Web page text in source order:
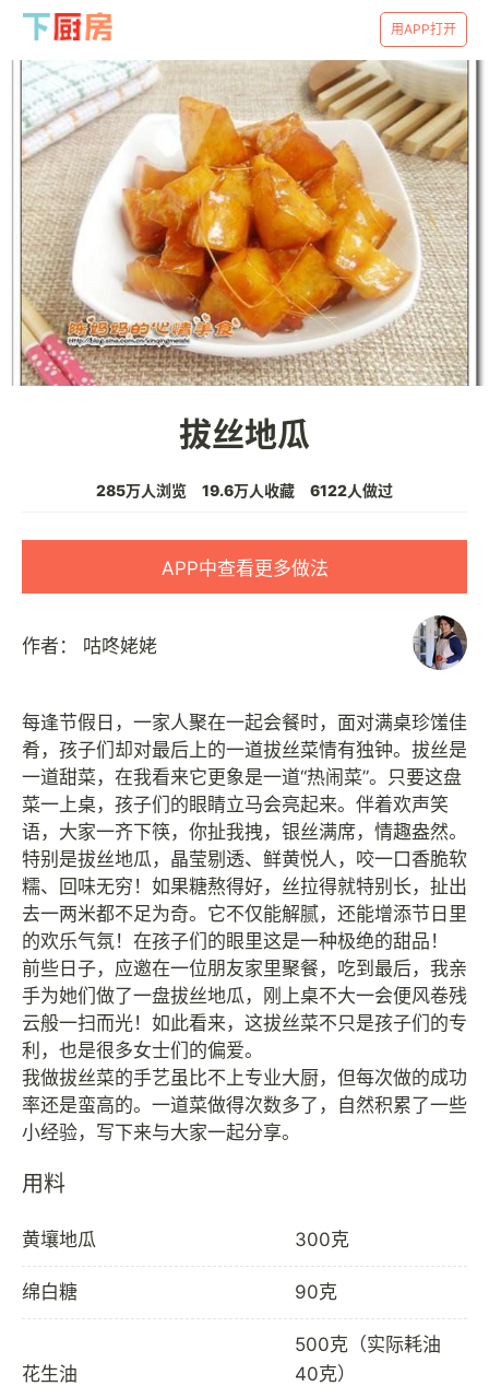
用APP打开
拔丝地瓜
285万人浏览 19.6万人收藏 6122人做过
APP中查看更多做法
作者： 咕咚姥姥
每逢节假日，一家人聚在一起会餐时，面对满桌珍馐佳
肴，孩子们却对最后上的一道拔丝菜情有独钟。拔丝是
一道甜菜，在我看来它更象是一道“热闹菜”。只要这盘
菜一上桌，孩子们的眼睛立马会亮起来。伴着欢声笑
语，大家一齐下筷，你扯我拽，银丝满席，情趣盎然。
特别是拔丝地瓜，晶莹剔透、鲜黄悦人，咬一口香脆软
糯、回味无穷！如果糖熬得好，丝拉得就特别长，扯出
去一两米都不足为奇。它不仅能解腻，还能增添节日里
的欢乐气氛！在孩子们的眼里这是一种极绝的甜品！
前些日子，应邀在一位朋友家里聚餐，吃到最后，我亲
手为她们做了一盘拔丝地瓜，刚上桌不大一会便风卷残
云般一扫而光！如此看来，这拔丝菜不只是孩子们的专
利，也是很多女士们的偏爱。
我做拔丝菜的手艺虽比不上专业大厨，但每次做的成功
率还是蛮高的。一道菜做得次数多了，自然积累了一些
用料
黄壤地瓜 300克
绵白糖 90克
花生油
500克（实际耗油
40克）